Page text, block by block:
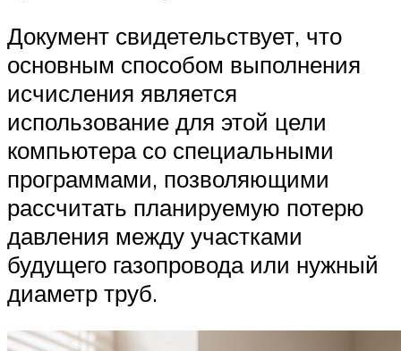
Документ свидетельствует, что
основным способом выполнения
исчисления является
использование для этой цели
компьютера со специальными
программами, позволяющими
рассчитать планируемую потерю
давления между участками
будущего газопровода или нужный
диаметр труб.